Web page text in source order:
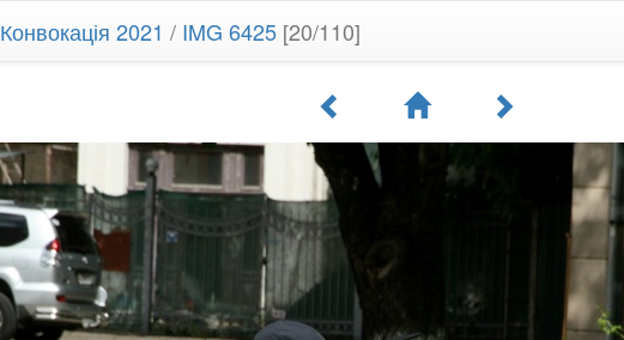
Конвокація 2021 / IMG 6425 [20/110]